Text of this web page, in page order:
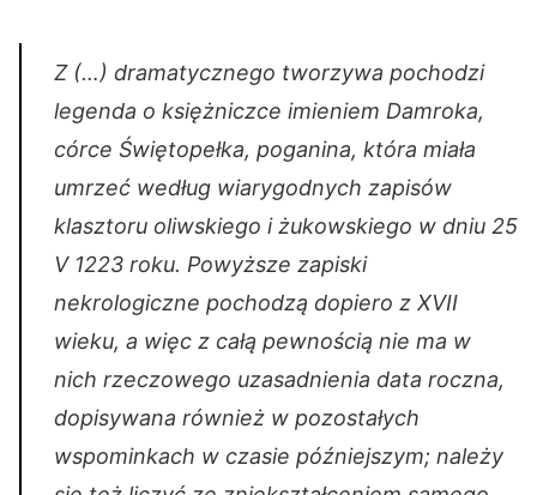
Z (…) dramatycznego tworzywa pochodzi
legenda o księżniczce imieniem Damroka,
córce Świętopełka, poganina, która miała
umrzeć według wiarygodnych zapisów
klasztoru oliwskiego i żukowskiego w dniu 25
V 1223 roku. Powyższe zapiski
nekrologiczne pochodzą dopiero z XVII
wieku, a więc z całą pewnością nie ma w
nich rzeczowego uzasadnienia data roczna,
dopisywana również w pozostałych
wspominkach w czasie późniejszym; należy